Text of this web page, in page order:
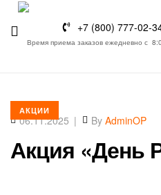
+7 (800) 777-02-
Время приема заказов ежедневно с
АКЦИИ
06.11.2025 By AdminOP
Акция «День